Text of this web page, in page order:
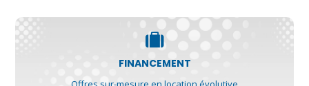
FINANCEMENT